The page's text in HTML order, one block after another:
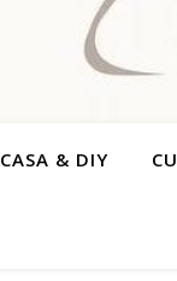
CASA & DIY